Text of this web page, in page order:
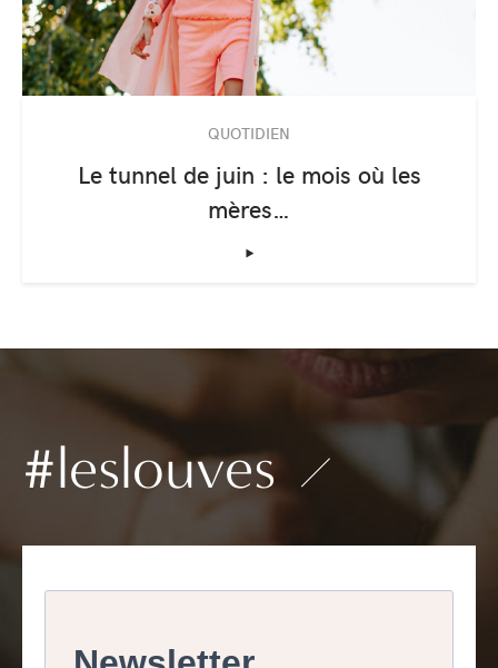
QUOTIDIEN
Le tunnel de juin : le mois où les
mères…
‣
#leslouves